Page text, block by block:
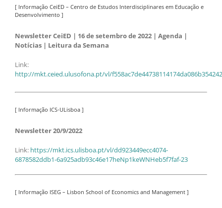
[ Informação CeiED – Centro de Estudos Interdisciplinares em Educação e
Desenvolvimento ]
Newsletter CeiED | 16 de setembro de 2022 | Agenda |
Notícias | Leitura da Semana
Link:
http://mkt.ceied.ulusofona.pt/vl/
[ Informação ICS-ULisboa ]
Newsletter 20/9/2022
Link: https://mkt.ics.ulisboa.pt/vl/dd923449ecc4074-
6878582ddb1-6a925adb93c46e17heNp1keWNHeb5f7faf-23
[ Informação ISEG – Lisbon School of Economics and Management ]